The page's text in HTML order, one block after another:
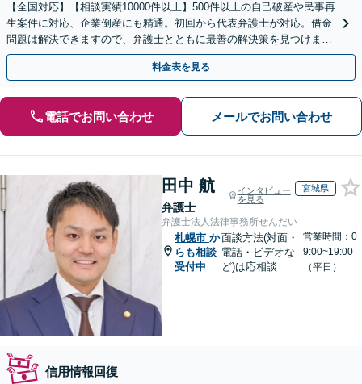
【全国対応】【相談実績10000件以上】500件以上の自己破産や民事再
生案件に対応、企業倒産にも精通。初回から代表弁護士が対応。借金
問題は解決できますので、弁護士とともに最善の解決策を見つけまし
ょう【初回相談無料】【法テラス利用可】
料金表を見る
電話でお問い合わせ メールでお問い合わせ
田中 航
弁護士
インタビュー
を見る
宮城県
弁護士法人法律事務所せんだい
札幌市 か
らも相談
受付中
面談方法(対面・
電話・ビデオな
ど)は応相談
営業時間：0
9:00~19:00
（平日）
信用情報回復